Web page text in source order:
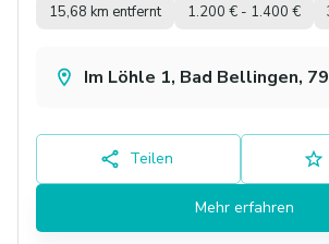
15,68 km entfernt 1.200 € - 1.400 €
Im Löhle 1, Bad Bellingen,
Teilen
Mehr erfahren